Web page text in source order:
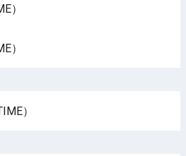
）
）
）